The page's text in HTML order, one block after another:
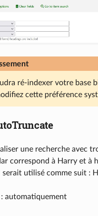
ré-indexer votre base
cette préférence
une recherche avec
correspond à Harry et à
serait utilisé comme suit :
: automatiquement